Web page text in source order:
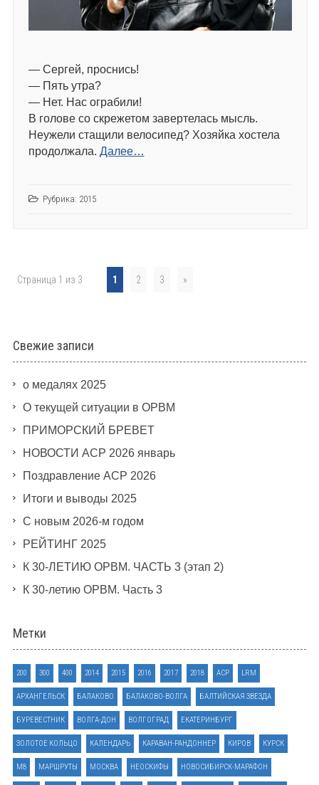
— Сергей, проснись!
— Пять утра?
— Нет. Нас ограбили!
В голове со скрежетом завертелась мысль.
Неужели стащили велосипед? Хозяйка хостела
продолжала. Далее…
Рубрика: 2015
Страница 1 из 3 1 2 3 »
Свежие записи
о медалях 2025
О текущей ситуации в ОРВМ
ПРИМОРСКИЙ БРЕВЕТ
НОВОСТИ АСР 2026 январь
Поздравление АСР 2026
Итоги и выводы 2025
С новым 2026-м годом
РЕЙТИНГ 2025
К 30-ЛЕТИЮ ОРВМ. ЧАСТЬ 3 (этап 2)
К 30-летию ОРВМ. Часть 3
Метки
200 300 400 2014 2015 2016 2017 2018 ACP LRM
АРХАНГЕЛЬСК БАЛАКОВО БАЛАКОВО-ВОЛГА БАЛТИЙСКАЯ ЗВЕЗДА
БУРЕВЕСТНИК ВОЛГА-ДОН ВОЛГОГРАД ЕКАТЕРИНБУРГ
ЗОЛОТОЕ КОЛЬЦО КАЛЕНДАРЬ КАРАВАН-РАНДОННЕР КИРОВ КУРСК
М8 МАРШРУТЫ МОСКВА НЕОСКИФЫ НОВОСИБИРСК-МАРАФОН